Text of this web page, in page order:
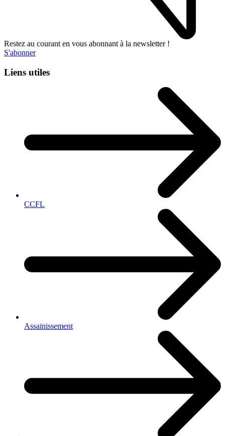
Restez au courant en vous abonnant à la newsletter !
S'abonner
Liens utiles
CCFL
Assainissement